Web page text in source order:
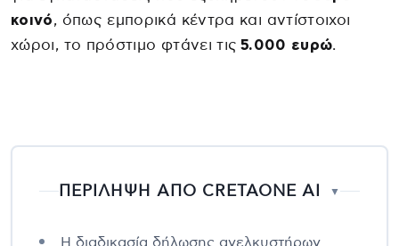
κοινό, όπως εμπορικά κέντρα και αντίστοιχοι
χώροι, το πρόστιμο φτάνει τις 5.000 ευρώ.
ΠΕΡΙΛΗΨΗ ΑΠΟ CRETAONE AI ▼
Η διαδικασία δήλωσης ανελκυστήρων